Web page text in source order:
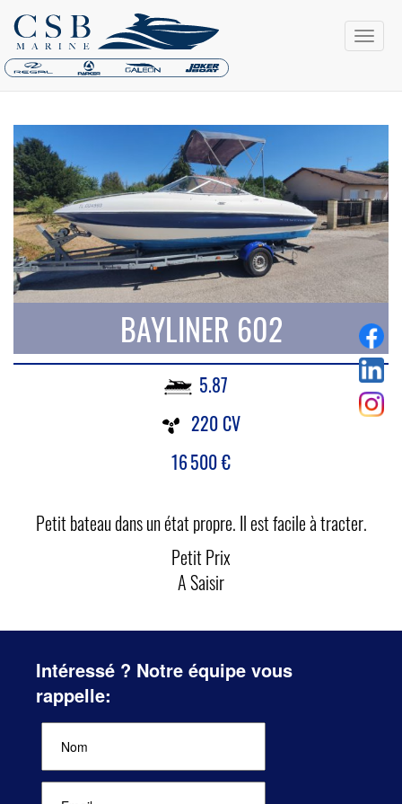
BAYLINER 602
5.87
220 CV
16 500€
Petit bateau dans un état propre. Il est facile à tracter.
Petit Prix
A Saisir
Intéressé ? Notre équipe vous
rappelle: